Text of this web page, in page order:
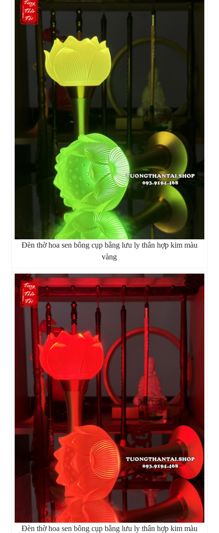
Đèn thờ hoa sen bông cụp bằng lưu ly thân hợp kim màu
vàng
Đèn thờ hoa sen bông cụp bằng lưu ly thân hợp kim màu